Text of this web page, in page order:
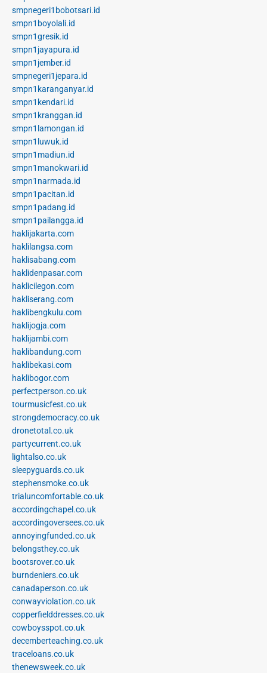
smpnegeri1bobotsari.id
smpn1boyolali.id
smpn1gresik.id
smpn1jayapura.id
smpn1jember.id
smpnegeri1jepara.id
smpn1karanganyar.id
smpn1kendari.id
smpn1kranggan.id
smpn1lamongan.id
smpn1luwuk.id
smpn1madiun.id
smpn1manokwari.id
smpn1narmada.id
smpn1pacitan.id
smpn1padang.id
smpn1pailangga.id
haklijakarta.com
haklilangsa.com
haklisabang.com
haklidenpasar.com
haklicilegon.com
hakliserang.com
haklibengkulu.com
haklijogja.com
haklijambi.com
haklibandung.com
haklibekasi.com
haklibogor.com
perfectperson.co.uk
tourmusicfest.co.uk
strongdemocracy.co.uk
dronetotal.co.uk
partycurrent.co.uk
lightalso.co.uk
sleepyguards.co.uk
stephensmoke.co.uk
trialuncomfortable.co.uk
accordingchapel.co.uk
accordingoversees.co.uk
annoyingfunded.co.uk
belongsthey.co.uk
bootsrover.co.uk
burndeniers.co.uk
canadaperson.co.uk
conwayviolation.co.uk
copperfielddresses.co.uk
cowboysspot.co.uk
decemberteaching.co.uk
traceloans.co.uk
thenewsweek.co.uk